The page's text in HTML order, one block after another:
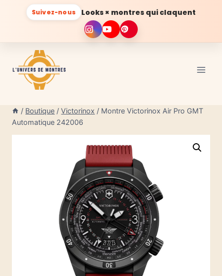
Suivez-nous Looks × montres qui claquent
contenu
/ Boutique / Victorinox / Montre Victorinox Air Pro GMT
Automatique 242006